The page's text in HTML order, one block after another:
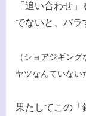
「追い合わせ」
でないと、バラ
（ショアジギン
ヤツなんていない
果たしてこの「